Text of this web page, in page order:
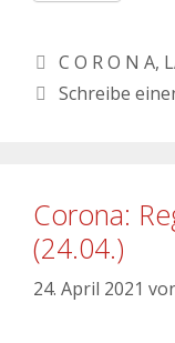
C O R O N A,
Schreibe
Corona:
(24.04.)
24. April 2021